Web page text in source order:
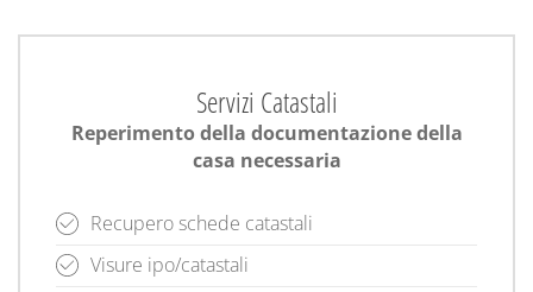
Servizi Catastali
Reperimento della documentazione della
casa necessaria
Recupero schede catastali
Visure ipo/catastali